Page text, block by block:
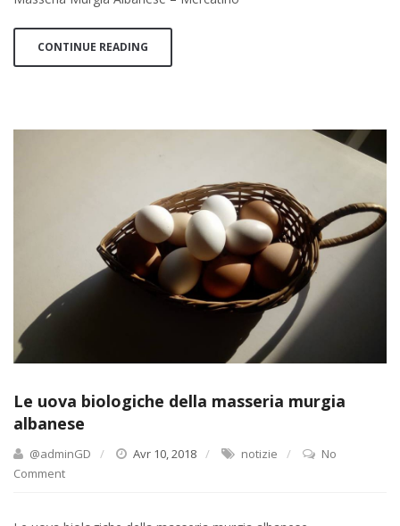
CONTINUE READING
Le uova biologiche della masseria murgia
albanese
@adminGD Avr 10, 2018 notizie
No
Comment